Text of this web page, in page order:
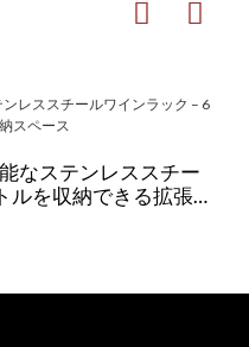
なステンレススチー
ルを収納できる拡張